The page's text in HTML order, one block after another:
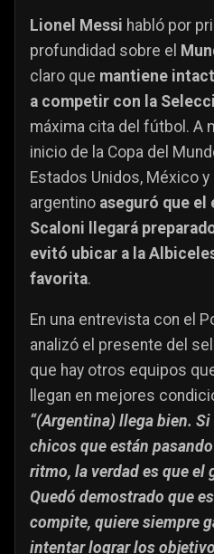
Lionel Messi habló por
profundidad sobre el
claro que mantiene
a competir con la
máxima cita del fútbol. A
inicio de la Copa del
Estados Unidos, México y
argentino aseguró que el
Scaloni llegará
evitó ubicar a la
favorita.
En una entrevista con el
analizó el presente del
que hay otros equipos
llegan en mejores
“(Argentina) llega bien.
chicos que están
ritmo, la verdad es que el
Quedó demostrado que
compite, quiere siempre
intentar lograr los